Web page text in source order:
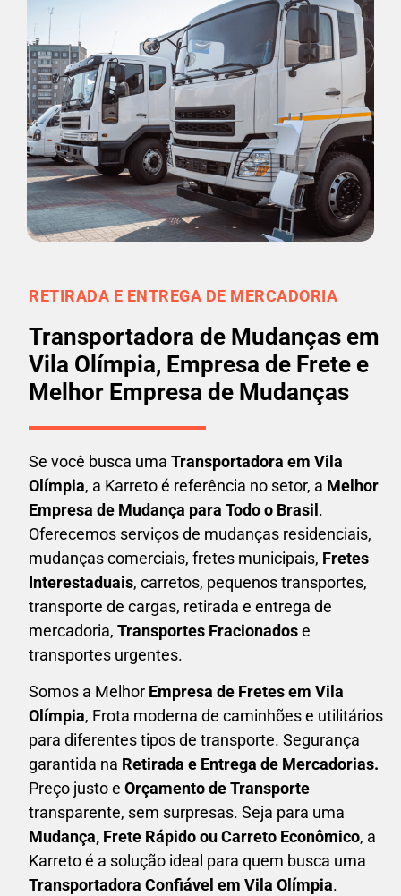
RETIRADA E ENTREGA DE MERCADORIA
Transportadora de Mudanças em
Vila Olímpia, Empresa de Frete e
Melhor Empresa de Mudanças
Se você busca uma Transportadora em Vila
Olímpia, a Karreto é referência no setor, a Melhor
Empresa de Mudança para Todo o Brasil.
Oferecemos serviços de mudanças residenciais,
mudanças comerciais, fretes municipais, Fretes
Interestaduais, carretos, pequenos transportes,
transporte de cargas, retirada e entrega de
mercadoria, Transportes Fracionadose
transportes urgentes.
Somos a Melhor Empresa de Fretes em Vila
Olímpia, Frota moderna de caminhões e utilitários
para diferentes tipos de transporte. Segurança
garantida na Retirada e Entrega de Mercadorias.
Preço justo e Orçamento de Transporte
transparente, sem surpresas. Seja para uma
Mudança, Frete Rápido ou Carreto Econômico, a
Karretoé a solução ideal para quem busca uma
Transportadora Confiável em Vila Olímpia.